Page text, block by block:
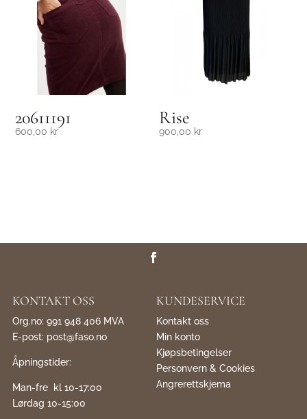
20611191
600,00 kr
Rise
900,00 kr
KONTAKT OSS
Org.no: 991 948 406 MVA
E-post: post@faso.no
Åpningstider:
Man-fre kl 10-17:00
Lørdag 10-15:00
KUNDESERVICE
Kontakt oss
Min konto
Kjøpsbetingelser
Personvern & Cookies
Angrerettskjema